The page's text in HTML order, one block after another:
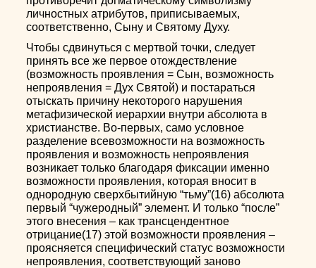
личностных атрибутов, приписываемых,
соответственно, Сыну и Святому Духу.
Чтобы сдвинуться с мертвой точки, следует
принять все же первое отождествление
(возможность проявления = Сын, возможность
непроявления = Дух Святой) и постараться
отыскать причину некоторого нарушения
метафизической иерархии внутри абсолюта в
христианстве. Во-первых, само условное
разделение всевозможности на возможность
проявления и возможность непроявления
возникает только благодаря фиксации именно
возможности проявления, которая вносит в
однородную сверхбытийную “тьму”(16) абсолюта
первый “чужеродный” элемент. И только “после”
этого внесения – как трансцендентное
отрицание(17) этой возможности проявления –
проясняется специфический статус возможности
непроявления, соответствующий заново